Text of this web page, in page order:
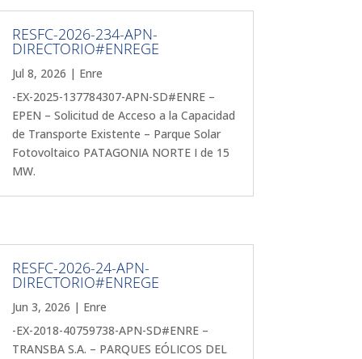
RESFC-2026-234-APN-
DIRECTORIO#ENREGE
Jul 8, 2026 | Enre
-EX-2025-137784307-APN-SD#ENRE –
EPEN – Solicitud de Acceso a la Capacidad
de Transporte Existente – Parque Solar
Fotovoltaico PATAGONIA NORTE I de 15
MW.
RESFC-2026-24-APN-
DIRECTORIO#ENREGE
Jun 3, 2026 | Enre
-EX-2018-40759738-APN-SD#ENRE –
TRANSBA S.A. – PARQUES EÓLICOS DEL